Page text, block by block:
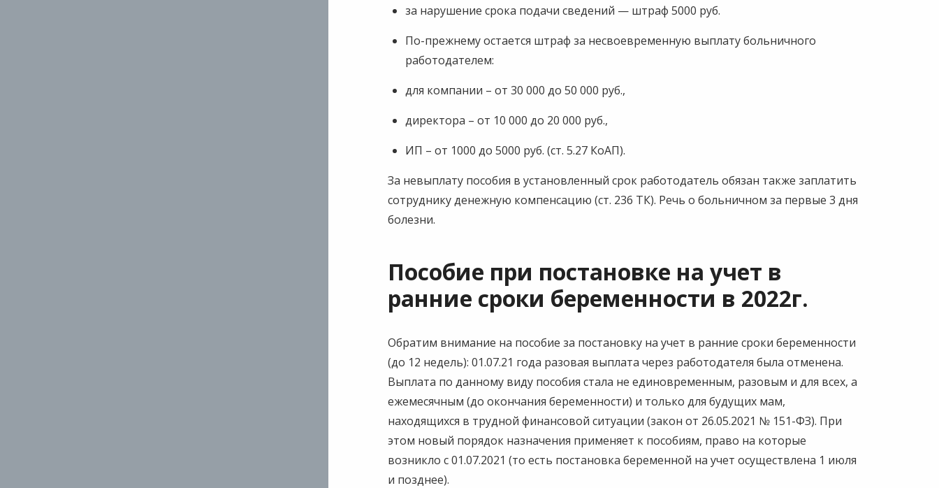
за нарушение срока подачи сведений — штраф 5000 руб.
По-прежнему остается штраф за несвоевременную выплату больничного
работодателем:
для компании – от 30 000 до 50 000 руб.,
директора – от 10 000 до 20 000 руб.,
ИП – от 1000 до 5000 руб. (ст. 5.27 КоАП).
За невыплату пособия в установленный срок работодатель обязан также заплатить
сотруднику денежную компенсацию (ст. 236 ТК). Речь о больничном за первые 3 дня
болезни.
Пособие при постановке на учет в
ранние сроки беременности в 2022г.
Обратим внимание на пособие за постановку на учет в ранние сроки беременности
(до 12 недель): 01.07.21 года разовая выплата через работодателя была отменена.
Выплата по данному виду пособия стала не единовременным, разовым и для всех, а
ежемесячным (до окончания беременности) и только для будущих мам,
находящихся в трудной финансовой ситуации (закон от 26.05.2021 № 151-ФЗ). При
этом новый порядок назначения применяет к пособиям, право на которые
возникло с 01.07.2021 (то есть постановка беременной на учет осуществлена 1 июля
и позднее).